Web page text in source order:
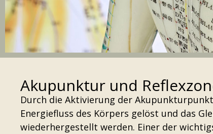
Durch die Aktivierung der
Energiefluss des Körpers gelöst und das
wiederhergestellt werden. Einer der
Akupunktur und